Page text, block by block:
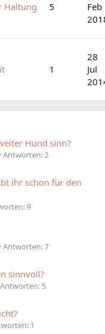
Haltung 5
Feb
1
28
Jul
Hund sinn?
Antworten: 2
ihr schon für den
9
Antworten: 7
sinnvoll?
Antworten: 5
1